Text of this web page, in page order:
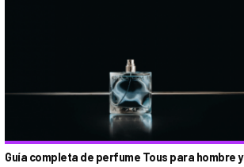
Guía completa de perfume Tous para hombre y